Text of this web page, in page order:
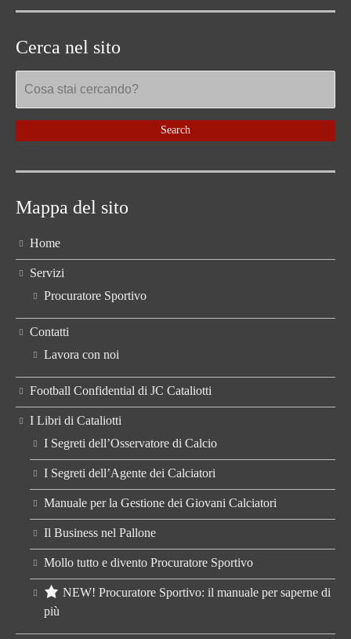
Cerca nel sito
Mappa del sito
Home
Servizi
Procuratore Sportivo
Contatti
Lavora con noi
Football Confidential di JC Cataliotti
I Libri di Cataliotti
I Segreti dell’Osservatore di Calcio
I Segreti dell’Agente dei Calciatori
Manuale per la Gestione dei Giovani Calciatori
Il Business nel Pallone
Mollo tutto e divento Procuratore Sportivo
NEW! Procuratore Sportivo: il manuale per saperne di
più